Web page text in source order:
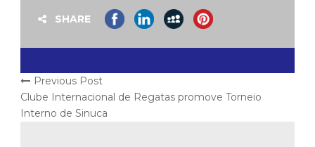
SHARE
Previous Post
Clube Internacional de Regatas promove Torneio
Interno de Sinuca